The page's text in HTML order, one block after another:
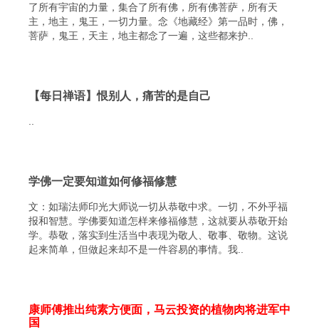
了所有宇宙的力量，集合了所有佛，所有佛菩萨，所有天
主，地主，鬼王，一切力量。念《地藏经》第一品时，佛，
菩萨，鬼王，天主，地主都念了一遍，这些都来护..
【每日禅语】恨别人，痛苦的是自己
学佛一定要知道如何修福修慧
文：如瑞法师印光大师说一切从恭敬中求。一切，不外乎福
报和智慧。学佛要知道怎样来修福修慧，这就要从恭敬开始
学。恭敬，落实到生活当中表现为敬人、敬事、敬物。这说
起来简单，但做起来却不是一件容易的事情。我..
康师傅推出纯素方便面，马云投资的植物肉将进军中
国